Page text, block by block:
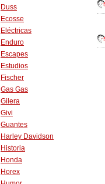
Duss
Ecosse
Eléctricas
Enduro
Escapes
Estudios
Fischer
Gas Gas
Gilera
Givi
Guantes
Harley Davidson
Historia
Honda
Horex